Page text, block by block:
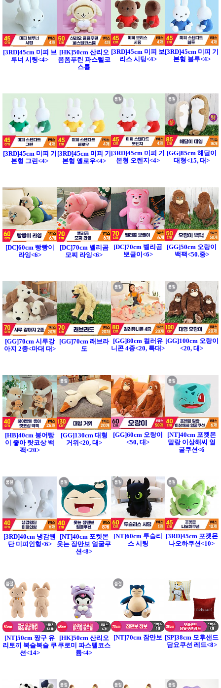
[3RD]45cm 미피 브
루너 시팅<4>
[HK]50cm 산리오
폼폼푸린 파스텔코
스튬
[3RD]45cm 미피 보
리스 시팅<4>
[3RD]45cm 미피 기
본형 블루<4>
[3RD]45cm 미피 기
본형 그린<4>
[3RD]45cm 미피 기
본형 옐로우<4>
[3RD]45cm 미피 기
본형 오렌지<4>
[GG]85cm 해달이
대형<15, 대>
[DC]60cm 빵빵이
라잉<6>
[DC]70cm 벨리곰
모찌 라잉<6>
[DC]70cm 벨리곰
뽀글이<6>
[GG]50cm 오랑이
백팩<50.중>
[GG]70cm 시루강
아지 2종<마대 대>
[GG]70cm 래브라
도
[GG]80cm 컬러유
니콘 4종<20, 특대>
[GG]100cm 오랑이
<20, 대>
[HB]40cm 붕어빵
이 좋아 랏코상 백
팩<20>
[GG]130cm 대형
거위<20, 대>
[GG]60cm 오랑이
<50, 대>
[NT]40cm 포켓몬
말랑 이상해씨 얼
굴쿠션<6
[3RD]40cm 냉감원
단 미피인형<6>
[NT]40cm 포켓몬
웃는 잠만보 얼굴쿠
션<8>
[NT]60cm 투슬리
스 시팅
[3RD]45cm 포켓몬
나오하쿠션<10>
[NT]50cm 짱구 유
리토끼 복슬복슬 쿠
션<14>
[HK]50cm 산리오
쿠로미 파스텔코스
튬<4>
[NT]70cm 잠만보 [SP]38cm 모후샌드
담요쿠션 레드<8>